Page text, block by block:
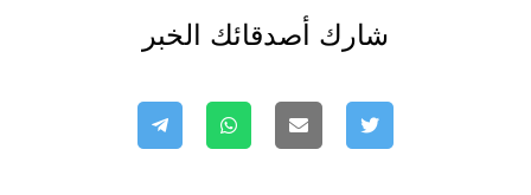
شارك أصدقائك الخبر